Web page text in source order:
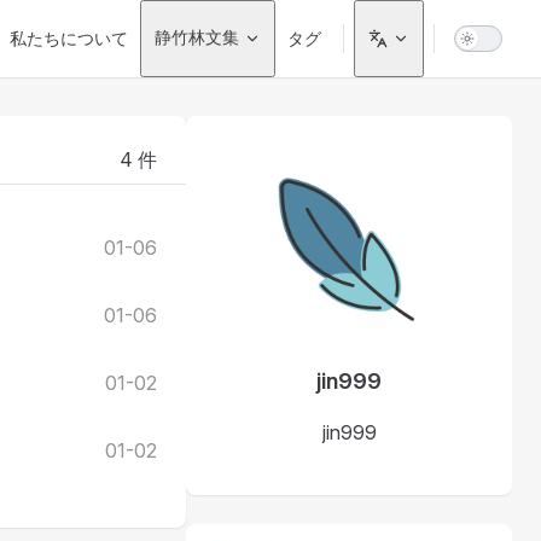
私たちについて 静竹林文集 タグ
4 件
01-06
01-06
01-02
01-02
jin999
jin999